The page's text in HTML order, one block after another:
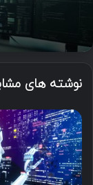
نوشته های